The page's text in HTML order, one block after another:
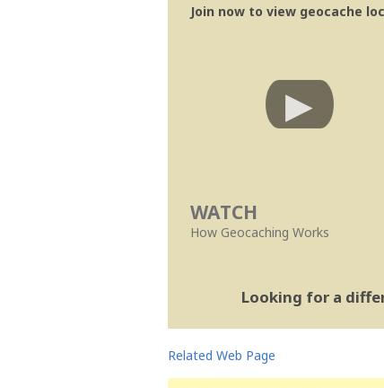
Join now to view geocache
WATCH
How Geocaching Works
Looking for a
Related Web Page